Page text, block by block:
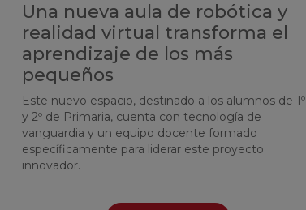
Una nueva aula de robótica y
realidad virtual transforma el
aprendizaje de los más
pequeños
Este nuevo espacio, destinado a los alumnos de 1º
y 2º de Primaria, cuenta con tecnología de
vanguardia y un equipo docente formado
específicamente para liderar este proyecto
innovador.